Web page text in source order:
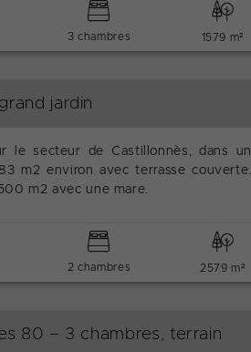
3 chambres 1579 m²
jardin
le secteur de Castillonnès, dans un
m2 environ avec terrasse couverte.
m2 avec une mare.
2 chambres 2579 m²
80 – 3 chambres, terrain